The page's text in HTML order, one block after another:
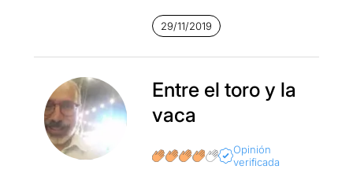
Temporada Alta a El Canal
de Salt.
Schauspiel Stuttgart va
convidar el Teatre Nacional
de Catalunya a participar en
Europe.EUROPA BULL
d'Indi Gest, va ser creada
29/11/2019
Entre el toro y la
vaca
Opinión
verificada